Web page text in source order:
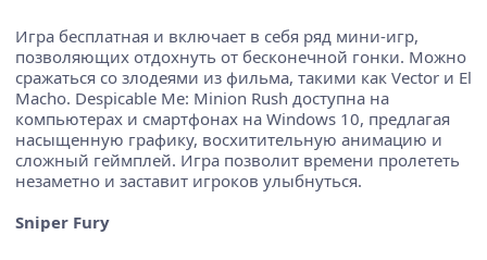
Игра бесплатная и включает в себя ряд мини-игр,
позволяющих отдохнуть от бесконечной гонки. Можно
сражаться со злодеями из фильма, такими как Vector и El
Macho. Despicable Me: Minion Rush доступна на
компьютерах и смартфонах на Windows 10, предлагая
насыщенную графику, восхитительную анимацию и
сложный геймплей. Игра позволит времени пролететь
незаметно и заставит игроков улыбнуться.
Sniper Fury